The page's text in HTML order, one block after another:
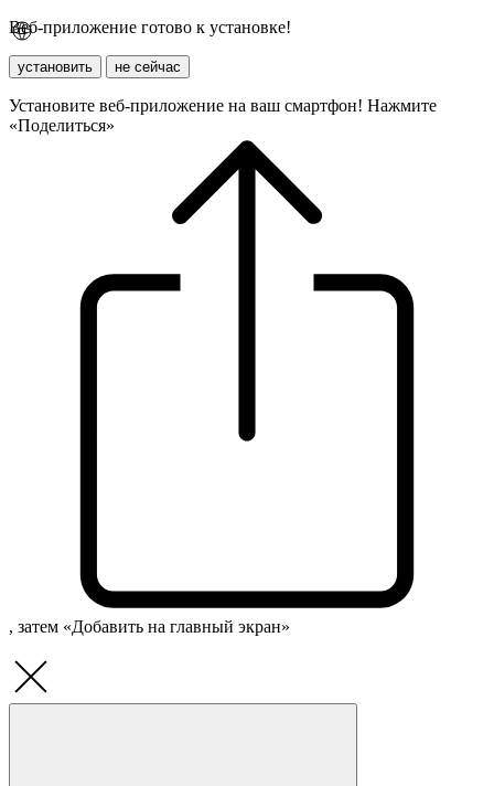
Веб-приложение готово к установке!
установить не сейчас
Установите веб-приложение на ваш смартфон! Нажмите
«Поделиться»
, затем «Добавить на главный экран»